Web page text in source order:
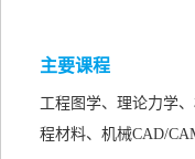
主要课程
工程图学、理论力学
程材料、机械CAD/